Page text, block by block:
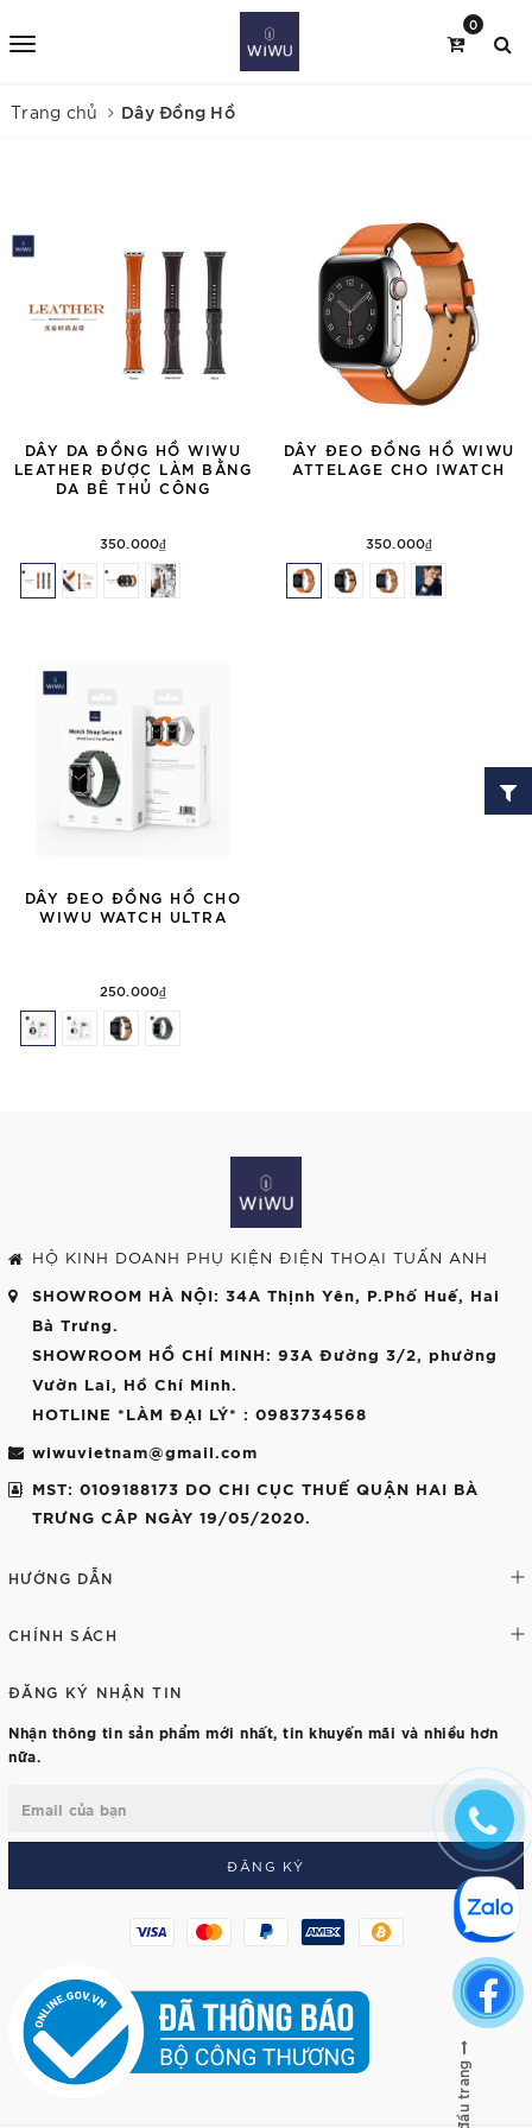
0
Trang chủ Dây Đồng Hồ
DÂY DA ĐỒNG HỒ WIWU
LEATHER ĐƯỢC LÀM BẰNG
DA BÊ THỦ CÔNG
350.000₫
DÂY ĐEO ĐỒNG HỒ WIWU
ATTELAGE CHO IWATCH
350.000₫
DÂY ĐEO ĐỒNG HỒ CHO
WIWU WATCH ULTRA
250.000₫
HỘ KINH DOANH PHỤ KIỆN ĐIỆN THOẠI TUẤN ANH
SHOWROOM HÀ NỘI: 34A Thịnh Yên, P.Phố Huế, Hai
Bà Trưng.
SHOWROOM HỒ CHÍ MINH: 93A Đường 3/2, phường
Vườn Lai, Hồ Chí Minh.
HOTLINE *LÀM ĐẠI LÝ* : 0983734568
wiwuvietnam@gmail.com
MST: 0109188173 DO CHI CỤC THUẾ QUẬN HAI BÀ
TRƯNG CÂP NGÀY 19/05/2020.
HƯỚNG DẪN
CHÍNH SÁCH
ĐĂNG KÝ NHẬN TIN
Nhận thông tin sản phẩm mới nhất, tin khuyến mãi và nhiều hơn
nữa.
ĐĂNG KÝ